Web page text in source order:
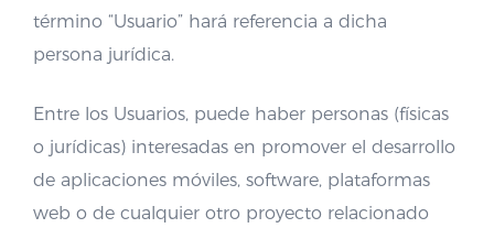
término “Usuario” hará referencia a dicha
persona jurídica.
Entre los Usuarios, puede haber personas (físicas
o jurídicas) interesadas en promover el desarrollo
de aplicaciones móviles, software, plataformas
web o de cualquier otro proyecto relacionado